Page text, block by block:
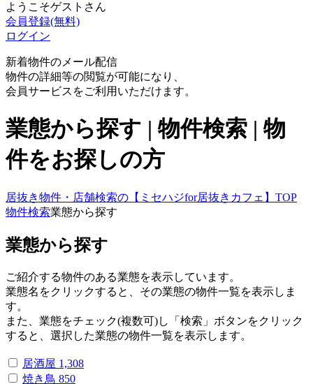
ようこそゲストさん
会員登録(無料)
ログイン
新着物件のメール配信
物件の詳細等の閲覧が可能になり、
会員サービスをご利用いただけます。
業態から探す | 物件検索 | 物
件をお探しの方
居抜き物件・店舗検索の【ミセハジfor居抜きカフェ】TOP
物件検索業態から探す
業態から探す
ご紹介する物件のある業態を表示しています。
業態名をクリックすると、その業態の物件一覧を表示しま
す。
また、業態をチェック(複数可)し「検索」ボタンをクリック
すると、選択した業態の物件一覧を表示します。
居酒屋 1,308
焼き鳥 850